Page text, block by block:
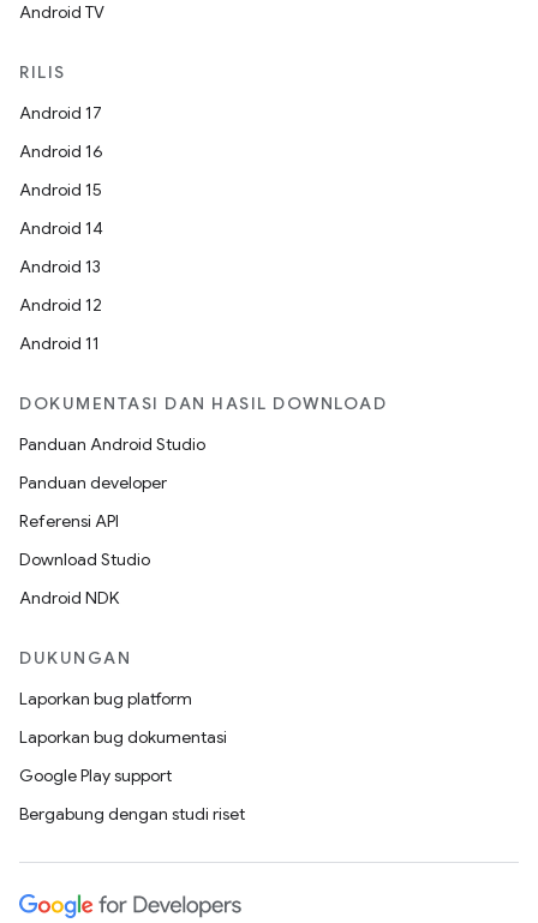
Android TV
RILIS
Android 17
Android 16
Android 15
Android 14
Android 13
Android 12
Android 11
DOKUMENTASI DAN HASIL DOWNLOAD
Panduan Android Studio
Panduan developer
Referensi API
Download Studio
Android NDK
DUKUNGAN
Laporkan bug platform
Laporkan bug dokumentasi
Google Play support
Bergabung dengan studi riset